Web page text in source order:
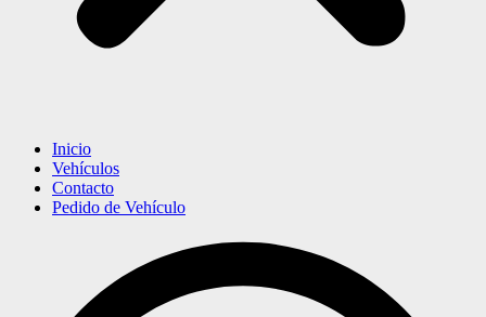
Inicio
Vehículos
Contacto
Pedido de Vehículo